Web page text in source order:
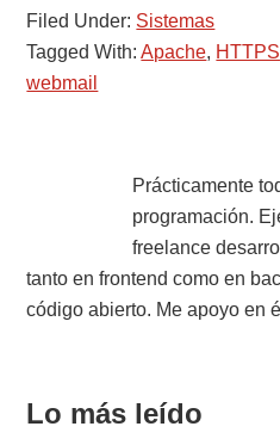
Filed Under: Sistemas
Tagged With:Apache, HTTPS
webmail
Primary
Sidebar
Prácticamente
programación.
freelance
tanto en frontend como en
código abierto. Me apoyo en
Lo más leído